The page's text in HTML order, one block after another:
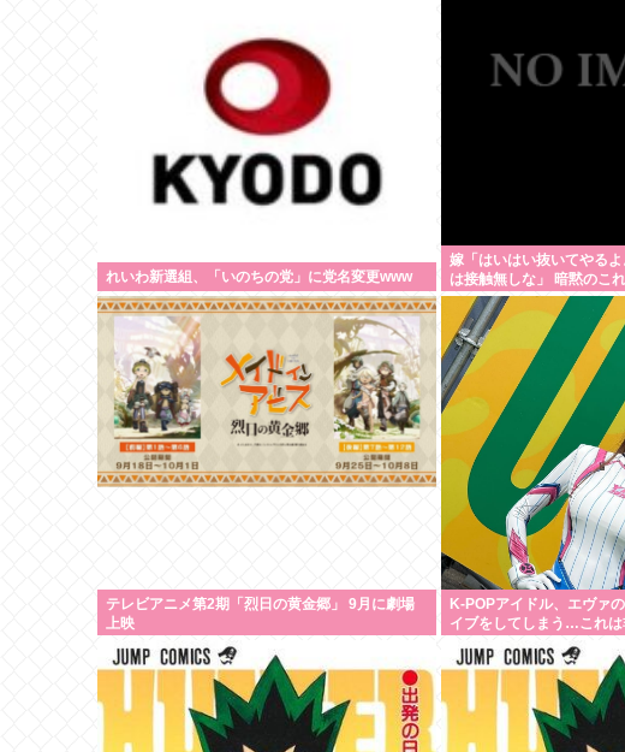
れいわ新選組、「いのちの党」に党名変更www
嫁「はいはい抜いてやる
は接触無しな」 暗黙のこ
テレビアニメ第2期「烈日の黄金郷」 9月に劇場
上映
K-POPアイドル、エヴァ
イブをしてしまう…これは